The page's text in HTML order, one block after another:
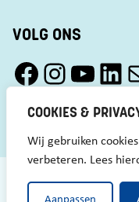
COOKIES &
Wij gebruiken
verbeteren. Lees
Aanpassen
VOLG ONS
Facebook Pact Zaandam OostInstagram Pact Zaandam OostYouTube Pact Zaandam Oost